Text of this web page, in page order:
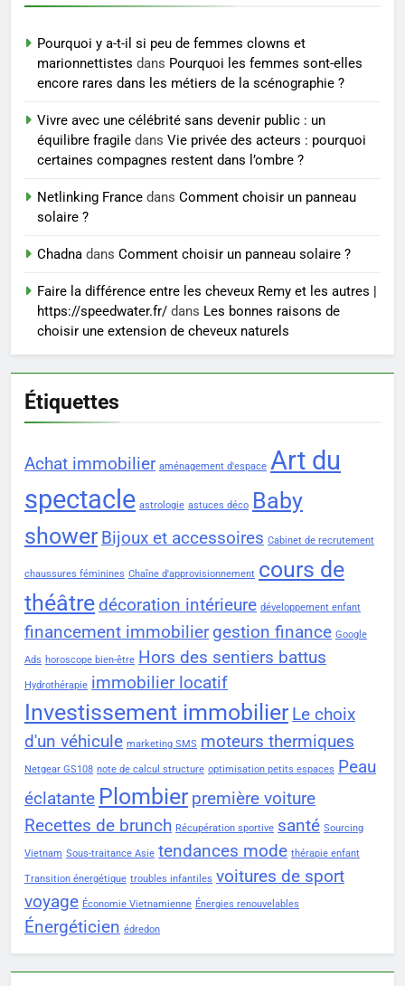
6
peau éclatante grâce à The
Ordinary
SANTÉ
7
Prévenir les chutes chez les
exercices
BIEN ÊTRE
8
trouver un accompagnement
sérieux à un tarif juste ?
BIEN ÊTRE
Pourquoi y a-t-il si peu de femmes clowns et
marionnettistes dans Pourquoi les femmes sont-elles
encore rares dans les métiers de la scénographie ?
Vivre avec une célébrité sans devenir public : un
équilibre fragile dans Vie privée des acteurs : pourquoi
certaines compagnes restent dans l’ombre ?
Netlinking France dans Comment choisir un panneau
solaire ?
Chadna dans Comment choisir un panneau solaire ?
Faire la différence entre les cheveux Remy et les autres |
https://speedwater.fr/ dans Les bonnes raisons de
choisir une extension de cheveux naturels
Étiquettes
Achat immobilier aménagement d'espace Art du
spectacle astrologie astuces déco Baby
shower Bijoux et accessoires Cabinet de recrutement
chaussures féminines Chaîne d'approvisionnement cours de
théâtre décoration intérieure développement enfant
financement immobilier gestion finance Google
Ads horoscope bien-être Hors des sentiers battus
Hydrothérapie immobilier locatif
Investissement immobilier Le choix
d'un véhicule marketing SMS moteurs thermiques
Netgear GS108 note de calcul structure optimisation petits espaces Peau
éclatante Plombier première voiture
Recettes de brunch Récupération sportive santé Sourcing
Vietnam Sous-traitance Asie tendances mode thérapie enfant
Transition énergétique troubles infantiles voitures de sport
voyage Économie Vietnamienne Énergies renouvelables
Énergéticien édredon